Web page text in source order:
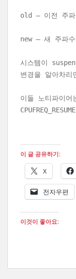
old – 이전 주파
new – 새 주파수
시스템이
변경을 알아차리
이들 노티파이어
이 글 공유하기:
X
전자우편
이것이 좋아요: